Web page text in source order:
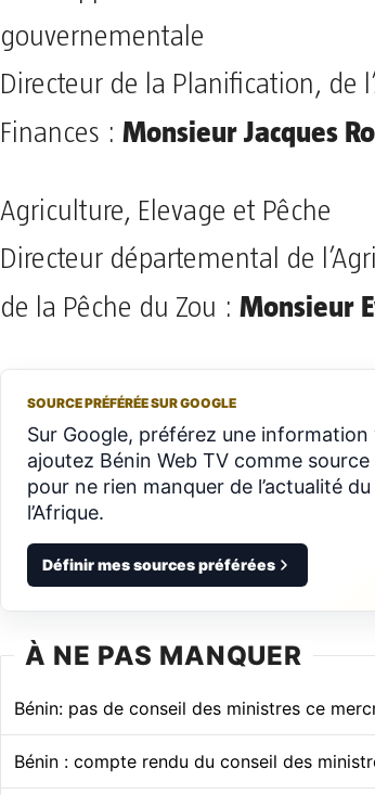
gouvernementale
Directeur de la Planification, de
Finances : Monsieur Jacques
Agriculture, Elevage et Pêche
Directeur départemental de
de la Pêche du Zou : Monsieur
SOURCE PRÉFÉRÉE SUR GOOGLE
Sur Google, préférez une information
ajoutez Bénin Web TV comme
pour ne rien manquer de l’actualité
l’Afrique.
Définir mes sources préférées
À NE PAS MANQUER
Bénin: pas de conseil des ministres ce
Bénin : compte rendu du conseil des